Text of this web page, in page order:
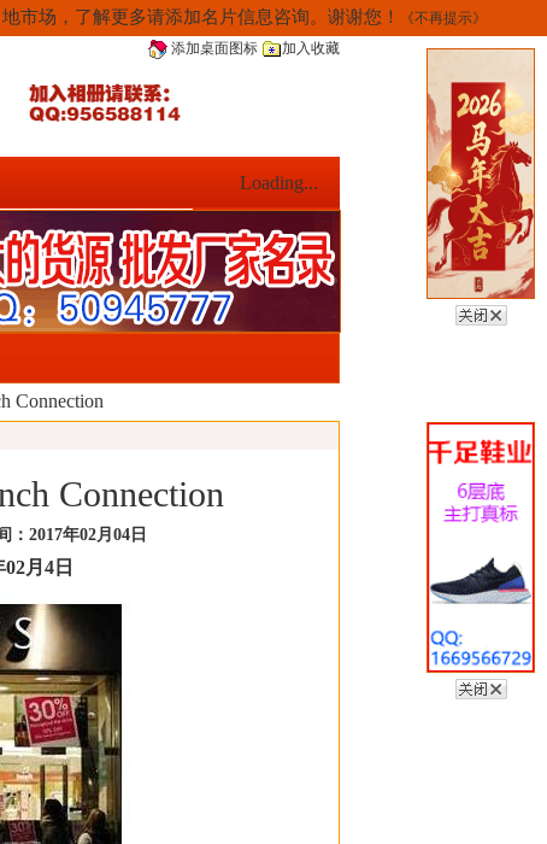
市场，了解更多请添加名片信息咨询。谢谢您！
《不再提示》
添加桌面图标
加入收藏
Loading...
Connection
Connection
：2017年02月04日
月4日